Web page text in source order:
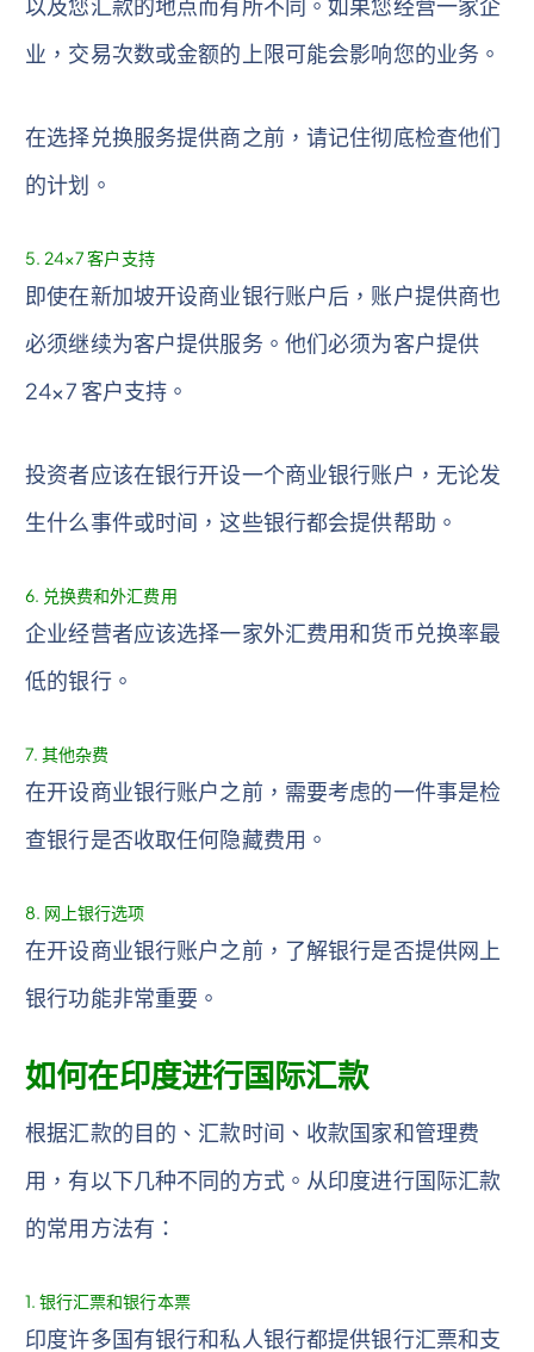
业，交易次数或金额的上限可能会影响您的业务。
在选择兑换服务提供商之前，请记住彻底检查他们
的计划。
5. 24×7 客户支持
即使在新加坡开设商业银行账户后，账户提供商也
必须继续为客户提供服务。他们必须为客户提供
24×7 客户支持。
投资者应该在银行开设一个商业银行账户，无论发
生什么事件或时间，这些银行都会提供帮助。
6. 兑换费和外汇费用
企业经营者应该选择一家外汇费用和货币兑换率最
低的银行。
7. 其他杂费
在开设商业银行账户之前，需要考虑的一件事是检
查银行是否收取任何隐藏费用。
8. 网上银行选项
在开设商业银行账户之前，了解银行是否提供网上
银行功能非常重要。
如何在印度进行国际汇款
根据汇款的目的、汇款时间、收款国家和管理费
用，有以下几种不同的方式。从印度进行国际汇款
的常用方法有：
1. 银行汇票和银行本票
印度许多国有银行和私人银行都提供银行汇票和支